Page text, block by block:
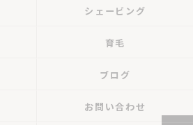
シェービング
育毛
ブログ
お問い合わせ